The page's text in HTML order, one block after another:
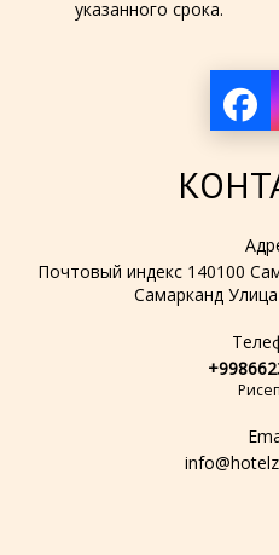
указанного срока.
Почтовый индекс 140100
Самарканд